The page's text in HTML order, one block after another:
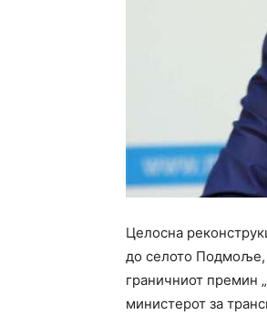
Целосна
до селото Подмоље,
граничниот премин
министерот за